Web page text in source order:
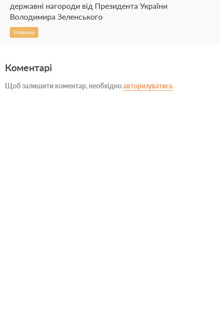
державні нагороди від Президента України
Володимира Зеленського
Новина
Коментарі
Щоб залишити коментар, необхідноавторизуватись